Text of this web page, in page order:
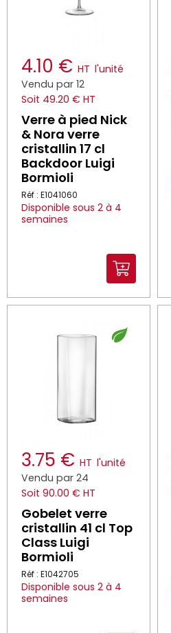
4.10 € HT l'unité
Vendu par 12
Soit 49.20 € HT
Verre à pied Nick
& Nora verre
cristallin 17 cl
Backdoor Luigi
Bormioli
Réf : E1041060
Disponible sous 2 à 4
semaines
3.75 € HT l'unité
Vendu par 24
Soit 90.00 € HT
Gobelet verre
cristallin 41 cl Top
Class Luigi
Bormioli
Réf : E1042705
Disponible sous 2 à 4
semaines